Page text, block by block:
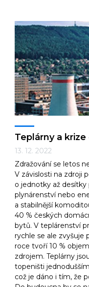
Teplárny a
13. 12. 2022
Zdražování se letos
V závislosti na zdroji
o jednotky až
plynárenství nebo
a stabilnější
40 % českých
bytů. V teplárenství
rychle se ale zvyšuje
roce tvoří 10 %
zdrojem. Teplárny
topeništi
což je dáno i tím, že